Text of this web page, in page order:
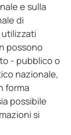
e sulla
di
possono
- pubblico o
nazionale,
forma
possibile
si